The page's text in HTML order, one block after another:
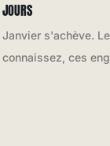
JOURS
Janvier s'achève.
connaissez, ces